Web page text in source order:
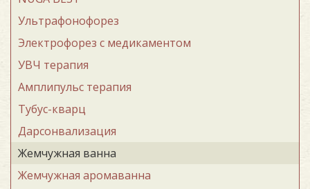
Ультрафонофорез
Электрофорез с медикаментом
УВЧ терапия
Амплипульс терапия
Тубус-кварц
Дарсонвализация
Жемчужная ванна
Жемчужная аромаванна